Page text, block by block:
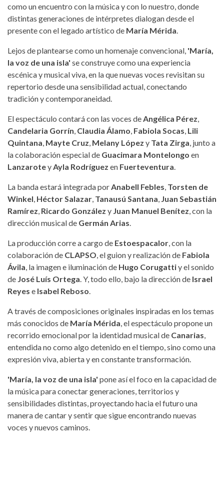
como un encuentro con la música y con lo nuestro, donde
distintas generaciones de intérpretes dialogan desde el
presente con el legado artístico de María Mérida
Lejos de plantearse como un homenaje convencional, 'María,
la voz de una isla' se construye como una experiencia
escénica y musical viva, en la que nuevas voces revisitan su
repertorio desde una sensibilidad actual, conectando
tradición y contemporaneidad.
El espectáculo contará con las voces de Angélica Pérez
Candelaria Gorrín Claudia Álamo Fabiola Socas Lili
Quintana Mayte Cruz Melany López y Tata Zirga , junto a
la colaboración especial de Guacimara Montelongo en
Lanzarotey Ayla Rodríguez en Fuerteventura
La banda estará integrada por Anabell Febles Torsten de
Winkel Héctor Salazar Tanausú Santana Juan Sebastián
Ramírez Ricardo González y Juan Manuel Benítez , con la
dirección musical de Germán Arias
La producción corre a cargo de Estoespacalor , con la
colaboración de CLAPSO , el guion y realización de Fabiola
Ávila , la imagen e iluminación de Hugo Corugattiy el sonido
de José Luís Ortega . Y, todo ello, bajo la dirección de Israel
Reyes e Isabel Reboso
A través de composiciones originales inspiradas en los temas
más conocidos de María Mérida , el espectáculo propone un
recorrido emocional por la identidad musical de Canarias
entendida no como algo detenido en el tiempo, sino como una
expresión viva, abierta y en constante transformación.
'María, la voz de una isla' pone así el foco en la capacidad de
la música para conectar generaciones, territorios y
sensibilidades distintas, proyectando hacia el futuro una
manera de cantar y sentir que sigue encontrando nuevas
voces y nuevos caminos.